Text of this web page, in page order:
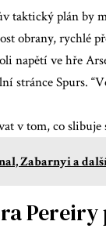
taktický plán by
obrany, rychlé
napětí ve hře
stránce Spurs.
v tom, co
Zabarnyi a